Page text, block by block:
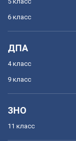
6 класс
ДПА
4 класс
9 класс
ЗНО
11 класс